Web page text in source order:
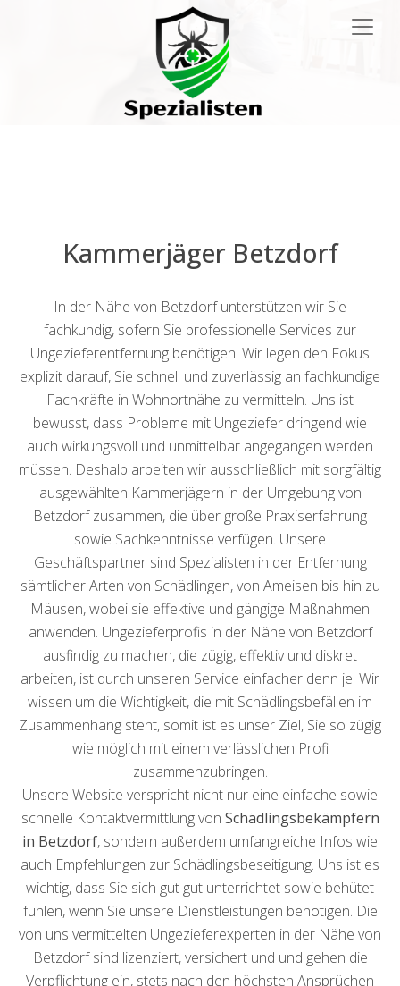
Kammerjäger Betzdorf
In der Nähe von Betzdorf unterstützen wir Sie
fachkundig, sofern Sie professionelle Services zur
Ungezieferentfernung benötigen. Wir legen den Fokus
explizit darauf, Sie schnell und zuverlässig an fachkundige
Fachkräfte in Wohnortnähe zu vermitteln. Uns ist
bewusst, dass Probleme mit Ungeziefer dringend wie
auch wirkungsvoll und unmittelbar angegangen werden
müssen. Deshalb arbeiten wir ausschließlich mit sorgfältig
ausgewählten Kammerjägern in der Umgebung von
Betzdorf zusammen, die über große Praxiserfahrung
sowie Sachkenntnisse verfügen. Unsere
Geschäftspartner sind Spezialisten in der Entfernung
sämtlicher Arten von Schädlingen, von Ameisen bis hin zu
Mäusen, wobei sie effektive und gängige Maßnahmen
anwenden. Ungezieferprofis in der Nähe von Betzdorf
ausfindig zu machen, die zügig, effektiv und diskret
arbeiten, ist durch unseren Service einfacher denn je. Wir
wissen um die Wichtigkeit, die mit Schädlingsbefällen im
Zusammenhang steht, somit ist es unser Ziel, Sie so zügig
wie möglich mit einem verlässlichen Profi
zusammenzubringen.
Unsere Website verspricht nicht nur eine einfache sowie
schnelle Kontaktvermittlung von Schädlingsbekämpfern
in Betzdorf, sondern außerdem umfangreiche Infos wie
auch Empfehlungen zur Schädlingsbeseitigung. Uns ist es
wichtig, dass Sie sich gut gut unterrichtet sowie behütet
fühlen, wenn Sie unsere Dienstleistungen benötigen. Die
von uns vermittelten Ungezieferexperten in der Nähe von
Betzdorf sind lizenziert, versichert und und gehen die
Verpflichtung ein, stets nach den höchsten Ansprüchen